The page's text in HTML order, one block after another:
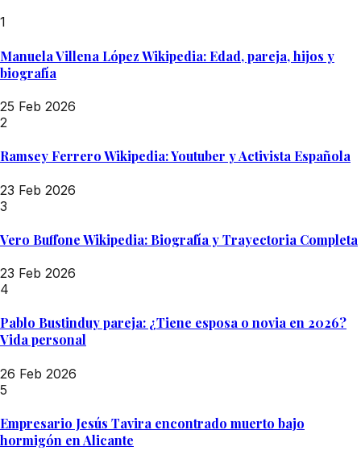
1
Manuela Villena López Wikipedia: Edad, pareja, hijos y
biografía
25 Feb 2026
2
Ramsey Ferrero Wikipedia: Youtuber y Activista Española
23 Feb 2026
3
Vero Buffone Wikipedia: Biografía y Trayectoria Completa
23 Feb 2026
4
Pablo Bustinduy pareja: ¿Tiene esposa o novia en 2026?
Vida personal
26 Feb 2026
5
Empresario Jesús Tavira encontrado muerto bajo
hormigón en Alicante